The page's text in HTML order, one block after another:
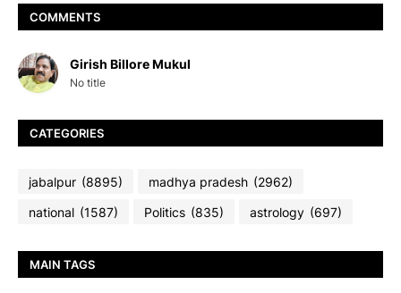
COMMENTS
Girish Billore Mukul
No title
CATEGORIES
jabalpur (8895) madhya pradesh (2962)
national (1587) Politics (835) astrology (697)
MAIN TAGS